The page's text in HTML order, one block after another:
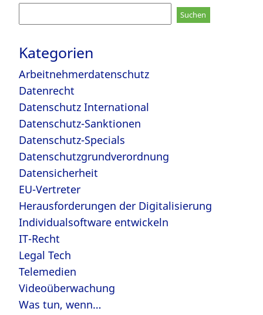
nach:
Kategorien
Arbeitnehmerdatenschutz
Datenrecht
Datenschutz International
Datenschutz-Sanktionen
Datenschutz-Specials
Datenschutzgrundverordnung
Datensicherheit
EU-Vertreter
Herausforderungen der Digitalisierung
Individualsoftware entwickeln
IT-Recht
Legal Tech
Telemedien
Videoüberwachung
Was tun, wenn…